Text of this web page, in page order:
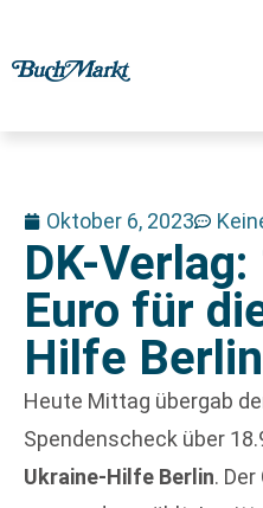
Oktober 6, 2023
DK-
Euro für
Hilfe Berlin
Heute Mittag übergab
Spendenscheck über
Ukraine-Hilfe Berlin.